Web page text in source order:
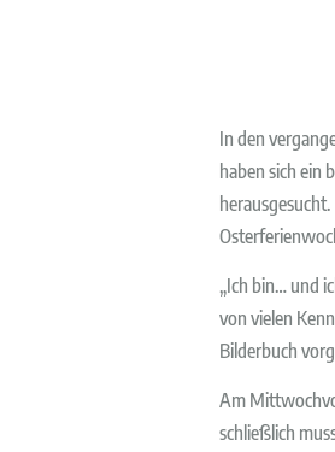
In den
haben sich ein
„Ich bin… und
von vielen
Bilderbuch
Am
schließlich